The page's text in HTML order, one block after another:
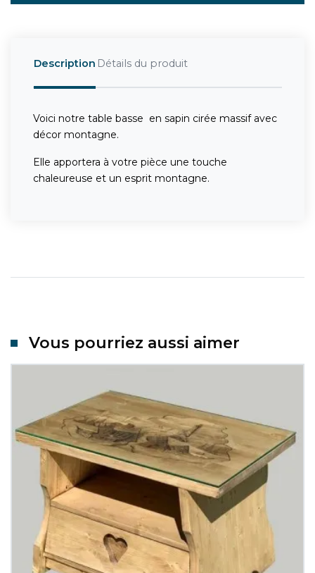
Description Détails du produit
Voici notre table basse en sapin cirée massif avec
décor montagne.
Elle apportera à votre pièce une touche
chaleureuse et un esprit montagne.
Vous pourriez aussi aimer